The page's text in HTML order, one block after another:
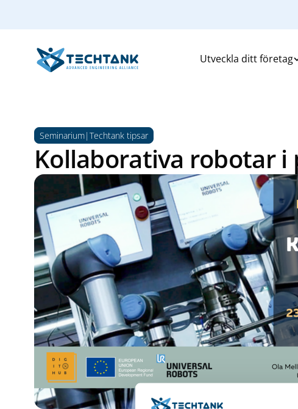
Utveckla ditt företag
Seminarium|Techtank tipsar
Kollaborativa robotar